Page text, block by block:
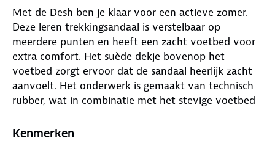
Met de Desh ben je klaar voor een actieve zomer.
Deze leren trekkingsandaal is verstelbaar op
meerdere punten en heeft een zacht voetbed voor
extra comfort. Het suède dekje bovenop het
voetbed zorgt ervoor dat de sandaal heerlijk zacht
aanvoelt. Het onderwerk is gemaakt van technisch
rubber, wat in combinatie met het stevige voetbed
biedt extra stabiliteit, zodat je met vertrouwen
Kenmerken